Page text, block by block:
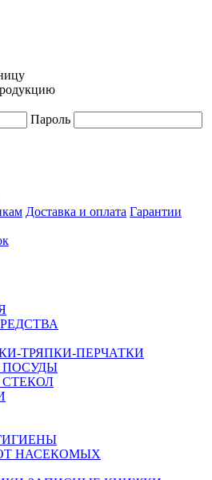
Пароль
Доставка и оплата Гарантии
ТРЯПКИ-ПЕРЧАТКИ
ПОСУДЫ
НАСЕКОМЫХ